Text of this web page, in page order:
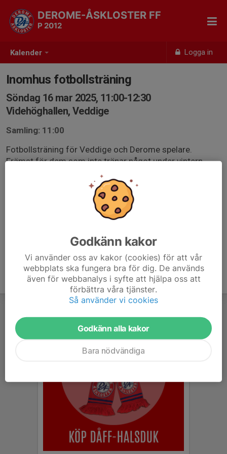
Kalender Logga in
DEROME-ÅSKLOSTER FF
P 2012
Inomhus fotbollsträning
Söndag 16 mar 2025, 11:00-12:30
Videhöghallen, Veddige
Samling: 11:00
Fotbollsträning för Veddige och Derome spelare.
Främst för dem som inte tränar något under vintern
Godkänn kakor
Vi använder oss av kakor (cookies) för att vår
webbplats ska fungera bra för dig. De används
även för webbanalys i syfte att hjälpa oss att
förbättra våra tjänster.
Så använder vi cookies
Godkänn alla kakor
Bara nödvändiga